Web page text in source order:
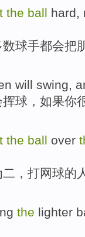
the ball hard,
数球手都会把
will swing,
挥球 ， 如果你
the ball over
二 ， 打网球的
the lighter